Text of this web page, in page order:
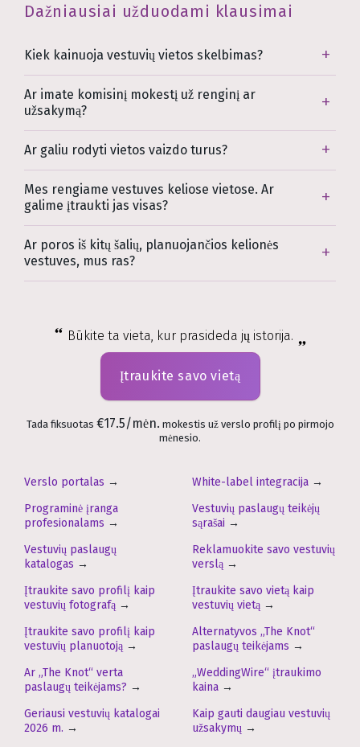
Dažniausiai užduodami klausimai
Kiek kainuoja vestuvių vietos skelbimas?
Ar imate komisinį mokestį už renginį ar
užsakymą?
Ar galiu rodyti vietos vaizdo turus?
Mes rengiame vestuves keliose vietose. Ar
galime įtraukti jas visas?
Ar poros iš kitų šalių, planuojančios kelionės
vestuves, mus ras?
Būkite ta vieta, kur prasideda jų istorija.
Įtraukite savo vietą
Tada fiksuotas €17.5/mėn. mokestis už verslo profilį po pirmojo
mėnesio.
Verslo portalas → White-label integracija →
Programinė įranga
profesionalams →
Vestuvių paslaugų teikėjų
sąrašai →
Vestuvių paslaugų
katalogas →
Reklamuokite savo vestuvių
verslą →
Įtraukite savo profilį kaip
vestuvių fotografą →
Įtraukite savo vietą kaip
vestuvių vietą →
Įtraukite savo profilį kaip
vestuvių planuotoją →
Alternatyvos „The Knot“
paslaugų teikėjams →
Ar „The Knot“ verta
paslaugų teikėjams? →
„WeddingWire“ įtraukimo
kaina →
Geriausi vestuvių katalogai
2026 m. →
Kaip gauti daugiau vestuvių
užsakymų →